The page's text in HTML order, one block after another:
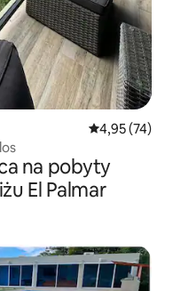
Średnia
4,95 (74)
na pobyty
El Palmar
gości